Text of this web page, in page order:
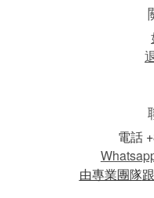
電話
由專業團隊